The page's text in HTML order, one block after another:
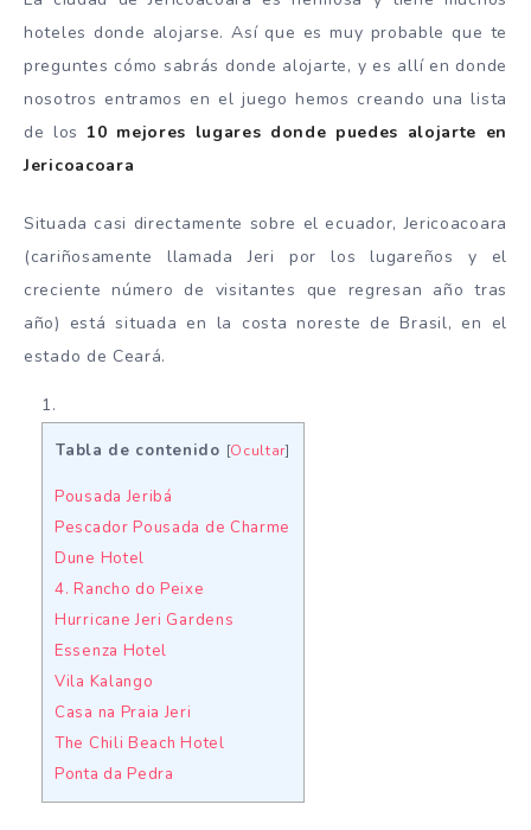
hoteles donde alojarse. Así que es muy probable que te
preguntes cómo sabrás donde alojarte, y es allí en donde
nosotros entramos en el juego hemos creando una lista
de los 10 mejores lugares donde puedes alojarte en
Jericoacoara
Situada casi directamente sobre el ecuador, Jericoacoara
(cariñosamente llamada Jeri por los lugareños y el
creciente número de visitantes que regresan año tras
año) está situada en la costa noreste de Brasil, en el
estado de Ceará.
Tabla de contenido [Ocultar]
Pousada Jeribá
Pescador Pousada de Charme
Dune Hotel
4. Rancho do Peixe
Hurricane Jeri Gardens
Essenza Hotel
Vila Kalango
Casa na Praia Jeri
The Chili Beach Hotel
Ponta da Pedra